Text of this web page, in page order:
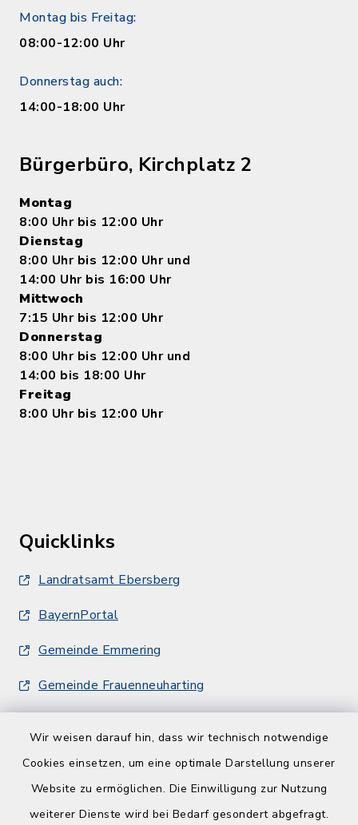
Wir weisen darauf hin, dass wir technisch notwendige
Cookies einsetzen, um eine optimale Darstellung unserer
Website zu ermöglichen. Die Einwilligung zur Nutzung
weiterer Dienste wird bei Bedarf gesondert abgefragt.
Montag bis Freitag:
08:00-12:00 Uhr
Donnerstag auch:
14:00-18:00 Uhr
Bürgerbüro, Kirchplatz 2
Montag
8:00 Uhr bis 12:00 Uhr
Dienstag
8:00 Uhr bis 12:00 Uhr und
14:00 Uhr bis 16:00 Uhr
Mittwoch
7:15 Uhr bis 12:00 Uhr
Donnerstag
8:00 Uhr bis 12:00 Uhr und
14:00 bis 18:00 Uhr
Freitag
8:00 Uhr bis 12:00 Uhr
Quicklinks
Landratsamt Ebersberg
BayernPortal
Gemeinde Emmering
Gemeinde Frauenneuharting